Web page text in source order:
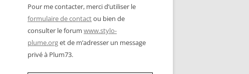
Pour me contacter, merci d’utiliser le
formulaire de contactou bien de
consulter le forum www.stylo-
plume.orget de m’adresser un message
privé à Plum73.